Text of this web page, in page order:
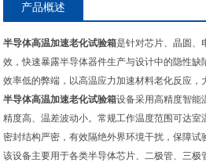
产品概述
半导体高温加速老化试验箱是针对芯片、晶圆、
效，快速暴露半导体器件生产与设计中的隐性缺
效率低的弊端，以高温应力加速材料老化反应，
半导体高温加速老化试验箱设备采用高精度智能
精度高、温差波动小。常规工作温度范围可达
密封结构严密，有效隔绝外界环境干扰，保障试
该设备主要用于各类半导体芯片、二极管、三